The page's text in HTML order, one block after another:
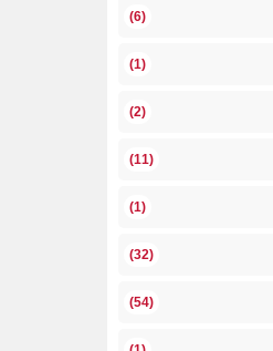
(6)
(1)
(2)
(11)
(1)
(32)
(54)